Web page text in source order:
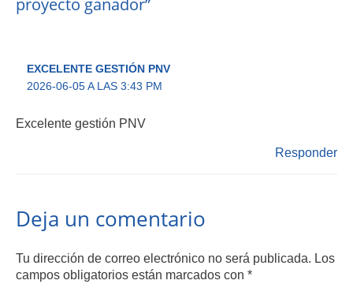
proyecto ganador”
EXCELENTE GESTIÓN PNV
2026-06-05 A LAS 3:43 PM
Excelente gestión PNV
Responder
Deja un comentario
Tu dirección de correo electrónico no será publicada. Los
campos obligatorios están marcados con *